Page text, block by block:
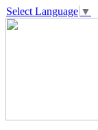
Select Language ▼